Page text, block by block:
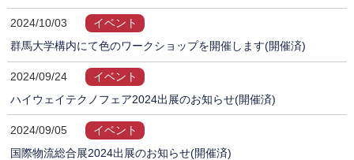
2024/10/03
イベント
群馬大学構内にて色のワークショップを開催します(開催済)
2024/09/24
イベント
ハイウェイテクノフェア2024出展のお知らせ(開催済)
2024/09/05
イベント
国際物流総合展2024出展のお知らせ(開催済)